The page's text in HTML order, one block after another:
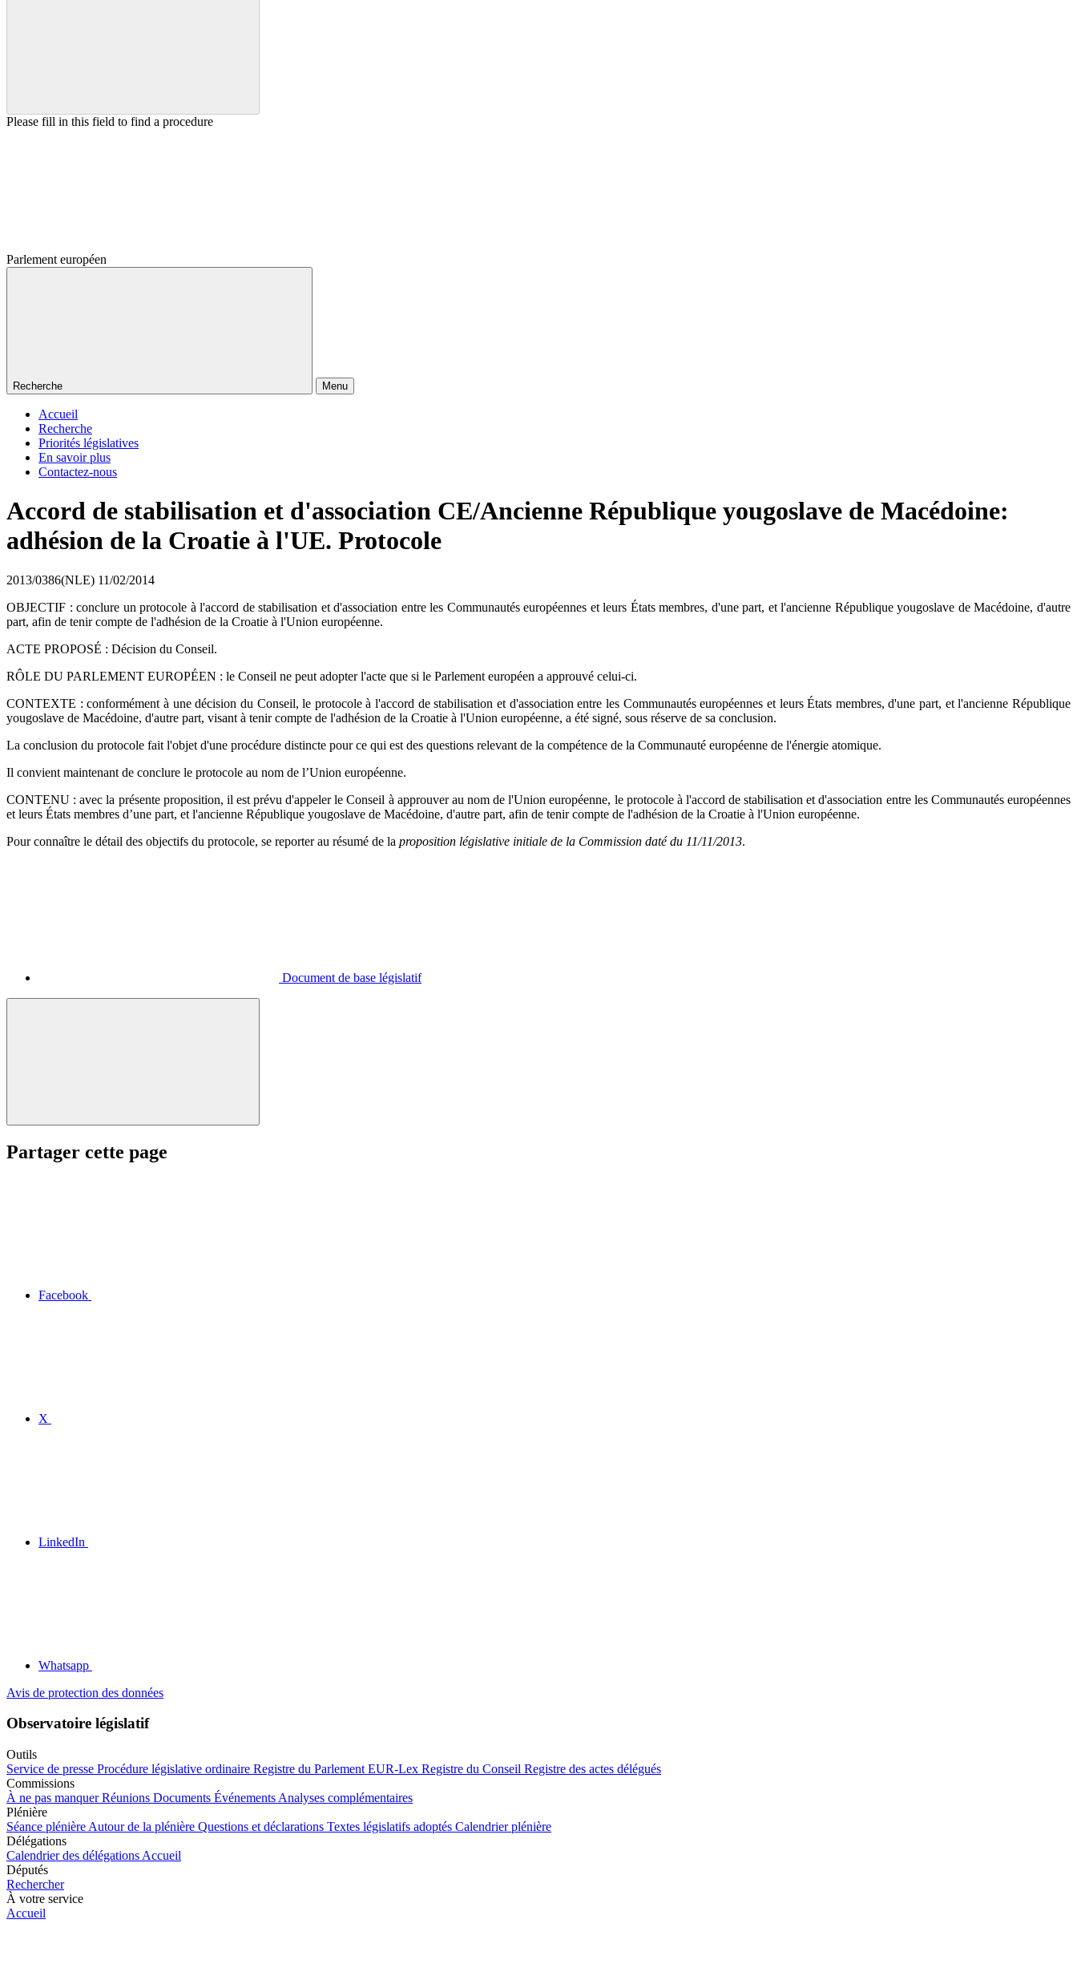
Please fill in this field to find a procedure
Parlement européen
Recherche Menu
Accueil
Recherche
Priorités législatives
En savoir plus
Contactez-nous
Accord de stabilisation et d'association CE/Ancienne République yougoslave de Macédoine:
adhésion de la Croatie à l'UE. Protocole
2013/0386(NLE) 11/02/2014
OBJECTIF : conclure un protocole à l'accord de stabilisation et d'association entre les Communautés européennes et leurs États membres, d'une part, et l'ancienne République yougoslave de Macédoine, d'autre
part, afin de tenir compte de l'adhésion de la Croatie à l'Union européenne.
ACTE PROPOSÉ : Décision du Conseil.
RÔLE DU PARLEMENT EUROPÉEN : le Conseil ne peut adopter l'acte que si le Parlement européen a approuvé celui-ci.
CONTEXTE : conformément à une décision du Conseil, le protocole à l'accord de stabilisation et d'association entre les Communautés européennes et leurs États membres, d'une part, et l'ancienne République
yougoslave de Macédoine, d'autre part, visant à tenir compte de l'adhésion de la Croatie à l'Union européenne, a été signé, sous réserve de sa conclusion.
La conclusion du protocole fait l'objet d'une procédure distincte pour ce qui est des questions relevant de la compétence de la Communauté européenne de l'énergie atomique.
Il convient maintenant de conclure le protocole au nom de l’Union européenne.
CONTENU : avec la présente proposition, il est prévu d'appeler le Conseil à approuver au nom de l'Union européenne, le protocole à l'accord de stabilisation et d'association entre les Communautés européennes
et leurs États membres d’une part, et l'ancienne République yougoslave de Macédoine, d'autre part, afin de tenir compte de l'adhésion de la Croatie à l'Union européenne.
Pour connaître le détail des objectifs du protocole, se reporter au résumé de la proposition législative initiale de la Commission daté du 11/11/2013.
Document de base législatif
Partager cette page
Facebook
X
LinkedIn
Whatsapp
Avis de protection des données
Observatoire législatif
Outils
Service de presse Procédure législative ordinaire Registre du Parlement EUR-Lex Registre du Conseil Registre des actes délégués
Commissions
À ne pas manquer Réunions Documents Événements Analyses complémentaires
Plénière
Séance plénière Autour de la plénière Questions et déclarations Textes législatifs adoptés Calendrier plénière
Délégations
Calendrier des délégations Accueil
Députés
Rechercher
À votre service
Accueil